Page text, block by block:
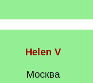
Helen V
Москва